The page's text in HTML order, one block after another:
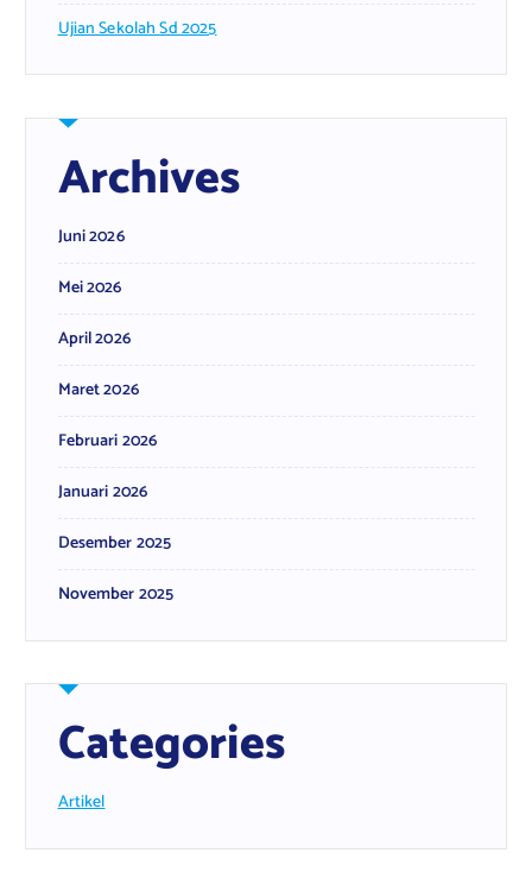
Ujian Sekolah Sd 2025
Archives
Juni 2026
Mei 2026
April 2026
Maret 2026
Februari 2026
Januari 2026
Desember 2025
November 2025
Categories
Artikel